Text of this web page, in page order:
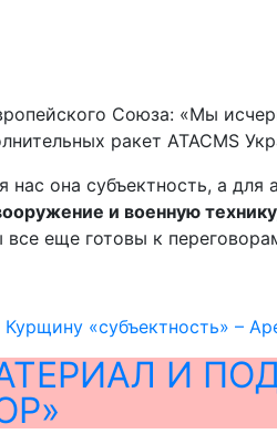
Союза: «Мы
ракет ATACMS
нас она субъектность, а
и военную
еще готовы к
«субъектность» –
И